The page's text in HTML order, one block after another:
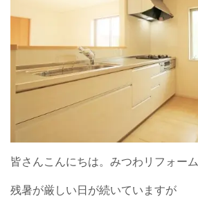
皆さんこんにちは。みつわリフォーム
残暑が厳しい日が続いていますが